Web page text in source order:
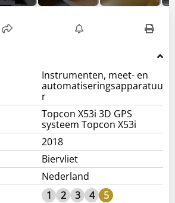
Instrumenten, meet- en
automatiseringsapparatuu
r
Topcon X53i 3D GPS
systeem Topcon X53i
2018
Biervliet
Nederland
1 2 3 4
5